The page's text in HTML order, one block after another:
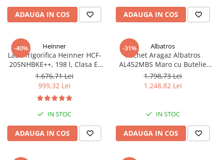
ADAUGA IN COS ADAUGA IN COS
-40% Heinner
Lada frigorifica Heinner HCF-
205NHBKE++, 198 l, Clasa E,
Compresor inverter, Display
waterproof, Negru
1.676,71 Lei
999,32 Lei
IN STOC
ADAUGA IN COS
-31% Albatros
Pachet Aragaz Albatros
AL452MBS Maro cu Butelie
GPL 26L și Regulator Gaz – 4
Arzătoare pe Gaz, Cuptor pe
Gaz, Siguranță Plită + Cuptor,
Grătar Cuptor
1.798,73 Lei
1.248,82 Lei
IN STOC
ADAUGA IN COS